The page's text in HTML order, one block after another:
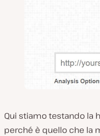
Qui stiamo testando la
perché è quello che la